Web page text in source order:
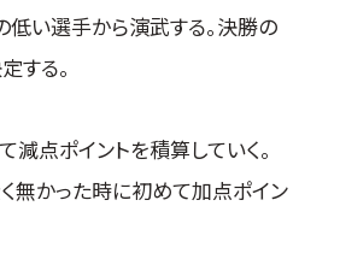
入門のご案内
青少年部・保護者の方へ
会員制度
い選手から演武する。決勝の
する。
減点ポイントを積算していく。
無かった時に初めて加点ポイン